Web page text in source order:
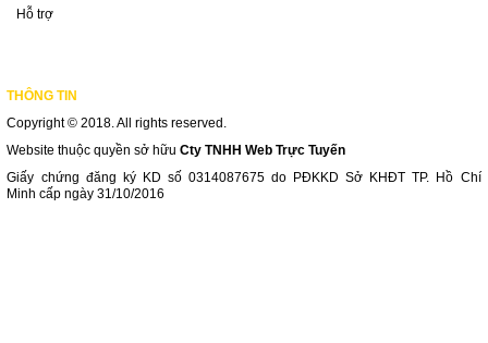
Hỗ trợ
THÔNG TIN
Copyright © 2018. All rights reserved.
Website thuộc quyền sở hữuCty TNHH Web Trực Tuyến
Giấy chứng đăng ký KD số 0314087675 do PĐKKD Sở KHĐT TP. Hồ Chí
Minh cấp ngày 31/10/2016